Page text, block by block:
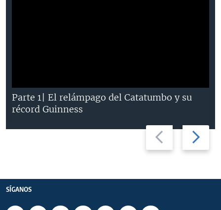
Previous
slide
Next
slide
Parte 1| El relámpago del Catatumbo y su
récord Guinness
SÍGANOS